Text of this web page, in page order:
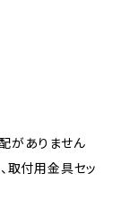
がありません
取付用金具セッ